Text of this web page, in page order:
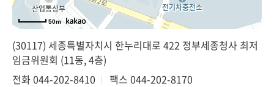
50m
(30117) 세종특별자치시 한누리대로 422 정부세종청사 최저
임금위원회 (11동, 4층)
전화044-202-8410 팩스 044-202-8170